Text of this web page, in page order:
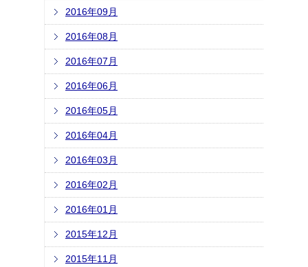
2016年09月
2016年08月
2016年07月
2016年06月
2016年05月
2016年04月
2016年03月
2016年02月
2016年01月
2015年12月
2015年11月